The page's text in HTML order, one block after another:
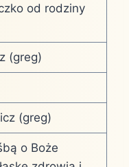
od rodziny
(greg)
(greg)
o Boże